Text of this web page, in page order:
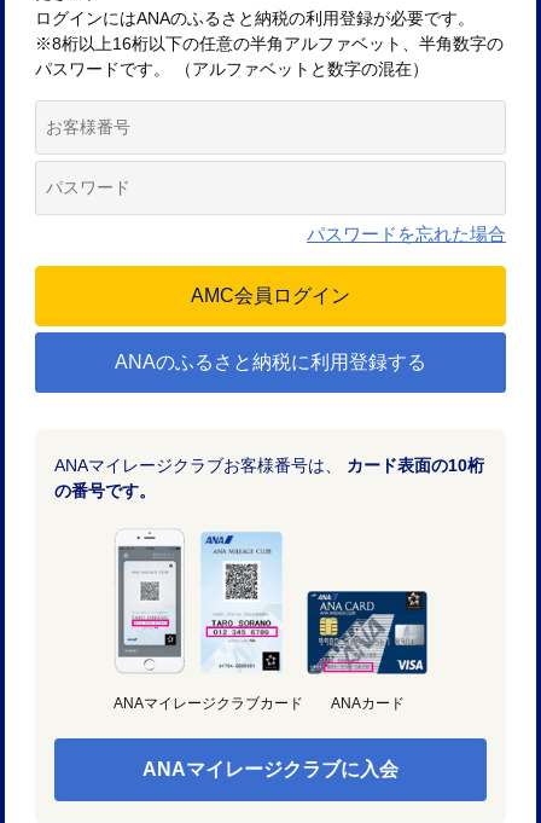
ログインにはANAのふるさと納税の利用登録が必要です。
※8桁以上16桁以下の任意の半角アルファベット、半角数字の
パスワードです。 （アルファベットと数字の混在）
パスワードを忘れた場合
ANAのふるさと納税に利用登録する
ANAマイレージクラブお客様番号は、 カード表面の10桁
の番号です。
ANAマイレージクラブカード ANAカード
ANAマイレージクラブに入会